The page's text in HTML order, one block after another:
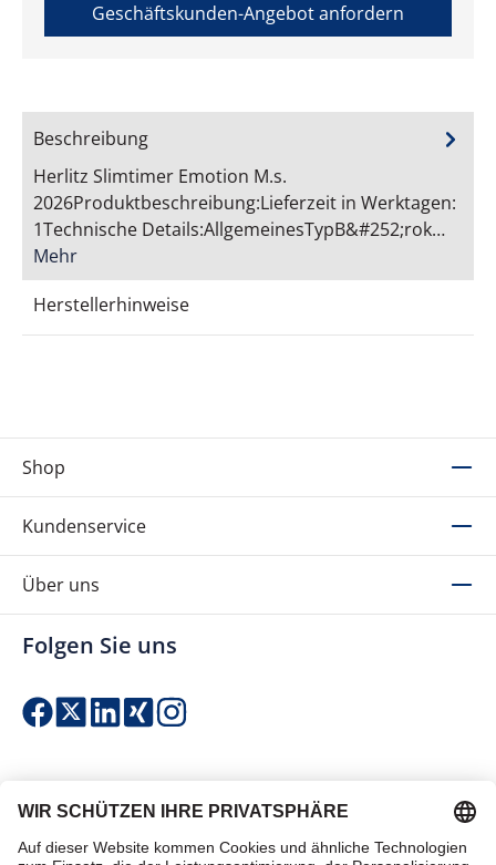
Geschäftskunden-Angebot anfordern
Beschreibung
Herlitz Slimtimer Emotion M.s.
2026Produktbeschreibung:Lieferzeit in Werktagen:
1Technische Details:AllgemeinesTypB&#252;rok…
Mehr
Herstellerhinweise
Shop
Kundenservice
Über uns
Folgen Sie uns
Einfach & sicher bezahlen